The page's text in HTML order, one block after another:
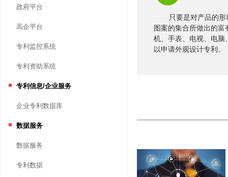
政府平台
高企平台
专利监控系统
专利资助系统
专利信息/企业服务
企业专利数据库
数据服务
数据服务
专利数据
只要是对产品的
图案的集合所做出的
机、手表、电视、电脑
以申请外观设计专利。